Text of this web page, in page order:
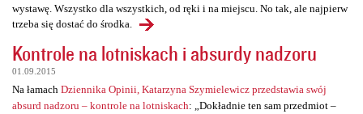
wystawę. Wszystko dla wszystkich, od ręki i na miejscu. No tak, ale najpierw
trzeba się dostać do środka.
Kontrole na lotniskach i absurdy nadzoru
01.09.2015
Na łamach Dziennika Opinii, Katarzyna Szymielewicz przedstawia swój
absurd nadzoru – kontrole na lotniskach: „Dokładnie ten sam przedmiot –